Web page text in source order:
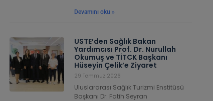
Devamını oku »
USTE’den Sağlık Bakan
Yardımcısı Prof. Dr. Nurullah
Okumuş ve TİTCK Başkanı
Hüseyin Çelik’e Ziyaret
29 Temmuz 2026
Uluslararası Sağlık Turizmi Enstitüsü
Başkanı Dr. Fatih Seyran